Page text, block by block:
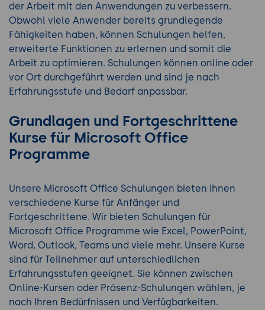
der Arbeit mit den Anwendungen zu verbessern.
Obwohl viele Anwender bereits grundlegende
Fähigkeiten haben, können Schulungen helfen,
erweiterte Funktionen zu erlernen und somit die
Arbeit zu optimieren. Schulungen können online oder
vor Ort durchgeführt werden und sind je nach
Erfahrungsstufe und Bedarf anpassbar.
Grundlagen und Fortgeschrittene
Kurse für Microsoft Office
Programme
Unsere Microsoft Office Schulungen bieten Ihnen
verschiedene Kurse für Anfänger und
Fortgeschrittene. Wir bieten Schulungen für
Microsoft Office Programme wie Excel, PowerPoint,
Word, Outlook, Teams und viele mehr. Unsere Kurse
sind für Teilnehmer auf unterschiedlichen
Erfahrungsstufen geeignet. Sie können zwischen
Online-Kursen oder Präsenz-Schulungen wählen, je
nach Ihren Bedürfnissen und Verfügbarkeiten.